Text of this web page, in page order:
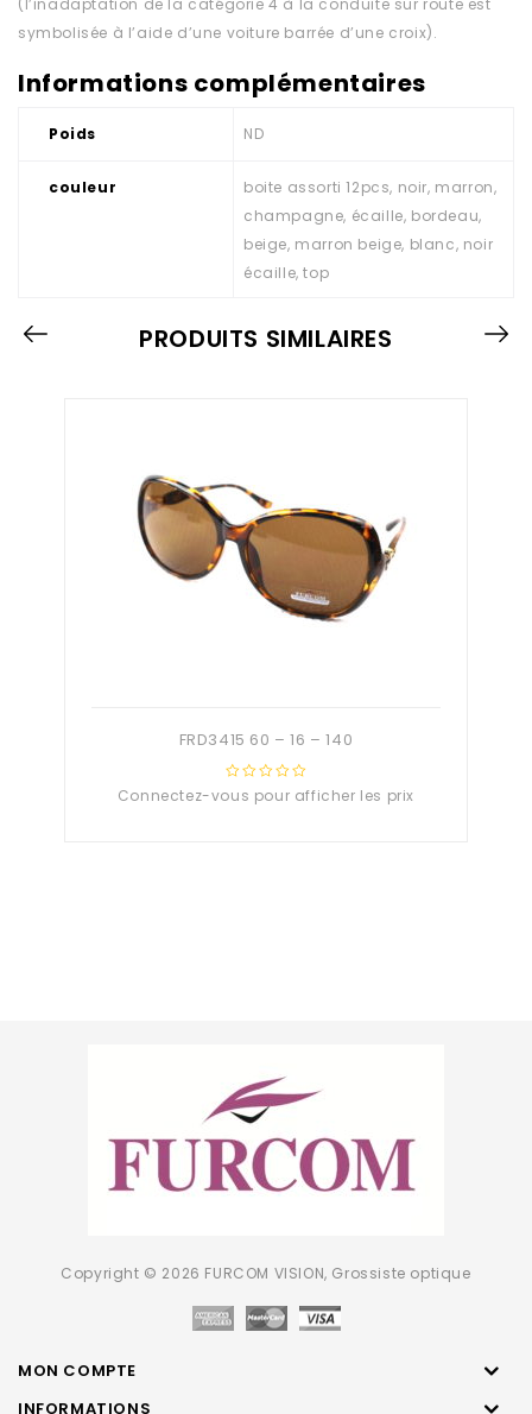
(l’inadaptation de la catégorie 4 à la conduite sur route est
symbolisée à l’aide d’une voiture barrée d’une croix).
Informations complémentaires
Poids ND
couleur
boite assorti 12pcs, noir, marron,
champagne, écaille, bordeau,
beige, marron beige, blanc, noir
écaille, top
PRODUITS SIMILAIRES
FRD3415 60 – 16 – 140
0
Connectez-vous pour afficher les prix
Copyright © 2026 FURCOM VISION, Grossiste optique
MON COMPTE
INFORMATIONS